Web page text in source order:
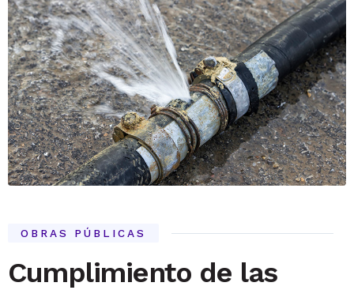
OBRAS PÚBLICAS
Cumplimiento de las